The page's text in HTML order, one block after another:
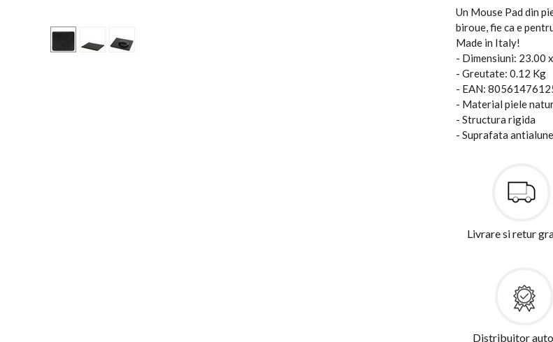
Un Mouse Pad din
biroue, fie ca e
Made in Italy!
- Dimensiuni: 23.00
- Greutate: 0.12 Kg
- EAN:
- Material piele
- Structura rigida
- Suprafata
Livrare si retur
Distribuitor